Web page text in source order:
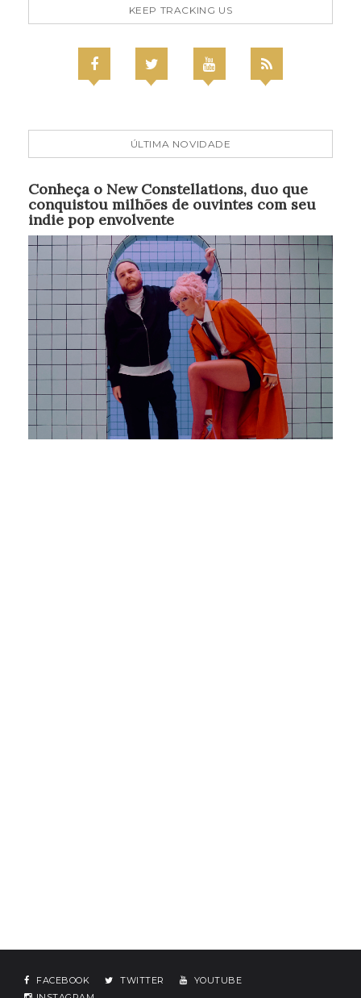
KEEP TRACKING US
ÚLTIMA NOVIDADE
Conheça o New Constellations, duo que
conquistou milhões de ouvintes com seu
indie pop envolvente
FACEBOOK TWITTER
YOUTUBE